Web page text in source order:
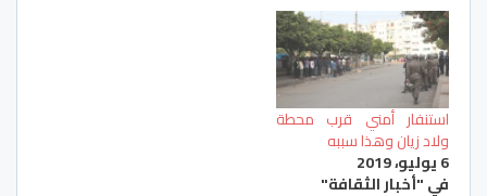
استنفار أمني قرب محطة
ولاد زيان وهذا سببه
6 يوليو، 2019
في "أخبار الثقافة"